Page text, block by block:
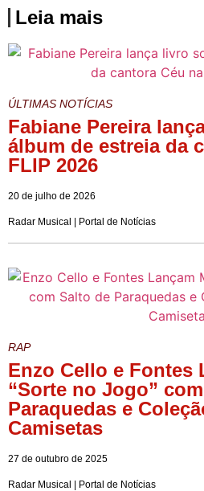
Leia mais
ÚLTIMAS NOTÍCIAS
Fabiane Pereira
álbum de estreia da
FLIP 2026
20 de julho de 2026
Radar Musical | Portal de Notícias
RAP
Enzo Cello e Fontes
“Sorte no Jogo”
Paraquedas e
Camisetas
27 de outubro de 2025
Radar Musical | Portal de Notícias